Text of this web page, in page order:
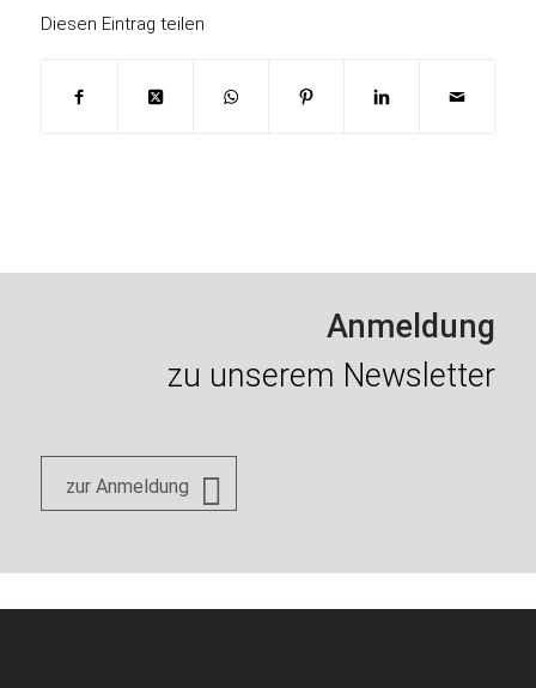
Diesen Eintrag teilen
Anmeldung
zu unserem Newsletter
zur Anmeldung